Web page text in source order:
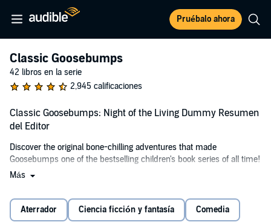
Pruébalo ahora
Classic Goosebumps
42 libros en la serie
2,945 calificaciones
Classic Goosebumps: Night of the Living Dummy Resumen
del Editor
Discover the original bone-chilling adventures that made
Goosebumps one of the bestselling children's book series of all time!
Lindy names the ventriloquist's dummy she finds Slappy. Slappy is
to make Slappy move and talk. But Kris is jealous of all the attention
her sister is getting. It's no fair. Why does Lindy always have all the
Más
Aterrador Ciencia ficción y fantasía Comedia